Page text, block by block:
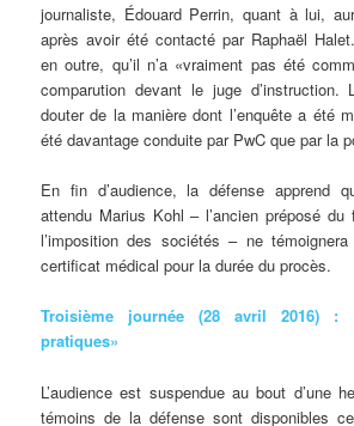
journaliste, Édouard Perrin, quant à lui,
après avoir été contacté par Raphaël
en outre, qu’il n’a «vraiment pas été
comparution devant le juge
douter de la manière dont l’enquête a été
été davantage conduite par PwC que par la
En fin d’audience, la défense apprend
attendu Marius Kohl – l’ancien préposé
l’imposition des sociétés – ne
certificat médical pour la durée du procès.
Troisième journée (28 avril 2016) :
pratiques»
L’audience est suspendue au bout d’une
témoins de la défense sont disponibles